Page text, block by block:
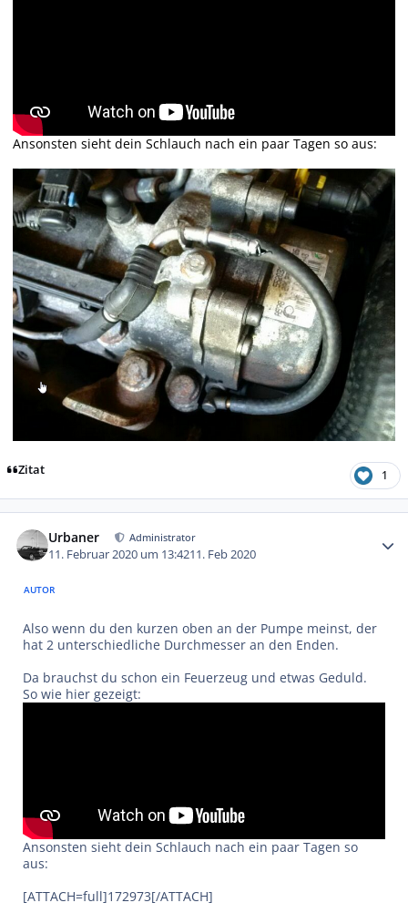
Ansonsten sieht dein Schlauch nach ein paar Tagen so aus:
Zitat 1
Urbaner Administrator
11. Februar 2020 um 13:4211. Feb 2020
AUTOR
Also wenn du den kurzen oben an der Pumpe meinst, der
hat 2 unterschiedliche Durchmesser an den Enden.
Da brauchst du schon ein Feuerzeug und etwas Geduld.
So wie hier gezeigt:
Ansonsten sieht dein Schlauch nach ein paar Tagen so
aus:
[ATTACH=full]172973[/ATTACH]